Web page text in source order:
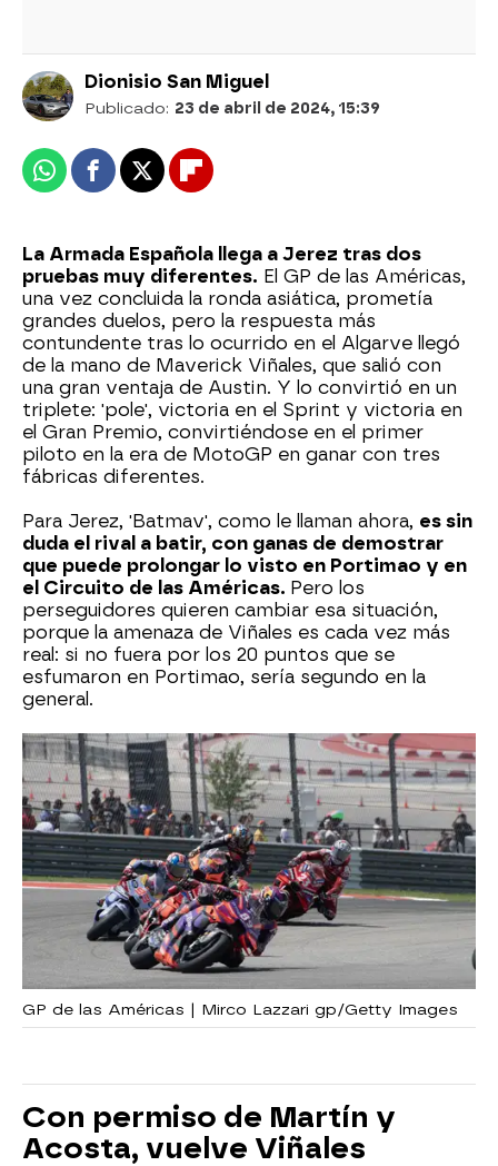
Dionisio San Miguel
Publicado: 23 de abril de 2024, 15:39
WhatsappFacebook
X Flipboard
La Armada Española llega a Jerez tras dos
pruebas muy diferentes. El GP de las Américas,
una vez concluida la ronda asiática, prometía
grandes duelos, pero la respuesta más
contundente tras lo ocurrido en el Algarve llegó
de la mano de Maverick Viñales, que salió con
una gran ventaja de Austin. Y lo convirtió en un
triplete: 'pole', victoria en el Sprint y victoria en
el Gran Premio, convirtiéndose en el primer
piloto en la era de MotoGP en ganar con tres
fábricas diferentes.
Para Jerez, 'Batmav', como le llaman ahora, es sin
duda el rival a batir, con ganas de demostrar
que puede prolongar lo visto en Portimao y en
el Circuito de las Américas. Pero los
perseguidores quieren cambiar esa situación,
porque la amenaza de Viñales es cada vez más
real: si no fuera por los 20 puntos que se
esfumaron en Portimao, sería segundo en la
general.
GP de las Américas | Mirco Lazzari gp/Getty Images
Con permiso de Martín y
Acosta, vuelve Viñales